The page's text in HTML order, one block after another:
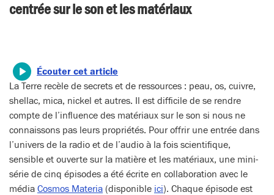
centrée sur le son et les matériaux
Écouter cet article
La Terre recèle de secrets et de ressources : peau, os, cuivre,
shellac, mica, nickel et autres. Il est difficile de se rendre
compte de l’influence des matériaux sur le son si nous ne
connaissons pas leurs propriétés. Pour offrir une entrée dans
l’univers de la radio et de l’audio à la fois scientifique,
sensible et ouverte sur la matière et les matériaux, une mini-
série de cinq épisodes a été écrite en collaboration avec le
média Cosmos Materia (disponible ici). Chaque épisode est